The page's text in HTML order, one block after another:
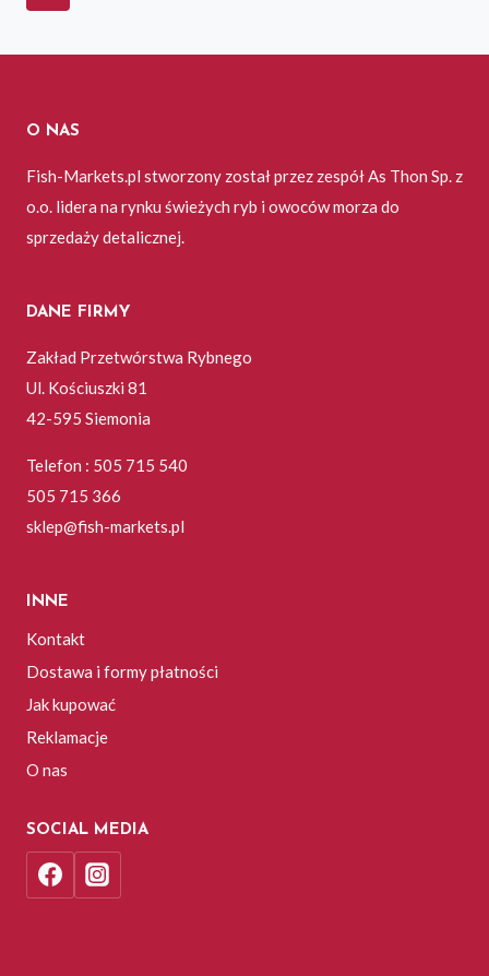
O NAS
Fish-Markets.pl stworzony został przez zespół As Thon Sp. z
o.o. lidera na rynku świeżych ryb i owoców morza do
sprzedaży detalicznej.
DANE FIRMY
Zakład Przetwórstwa Rybnego
Ul. Kościuszki 81
42-595 Siemonia
Telefon : 505 715 540
505 715 366
sklep@fish-markets.pl
INNE
Kontakt
Dostawa i formy płatności
Jak kupować
Reklamacje
O nas
SOCIAL MEDIA